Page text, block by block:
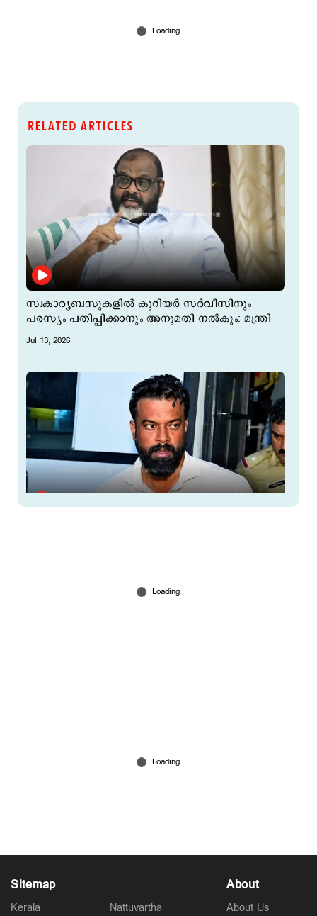
RELATED ARTICLES
സ്വകാര്യബസുകളില്‍ കുറിയര്‍ സര്‍വീസിനും
പരസ്യം പതിപ്പിക്കാനും അനുമതി നല്‍കും: മന്ത്രി
Jul 13, 2026
ട്രെയിനുകളിൽ യാത്രക്കാരുടെ മോഷണം;
റെയിൽവേയ്ക്ക് 104 കോടിയുടെ നഷ്ടം
Sitemap
Kerala
Nattuvartha
About
About Us